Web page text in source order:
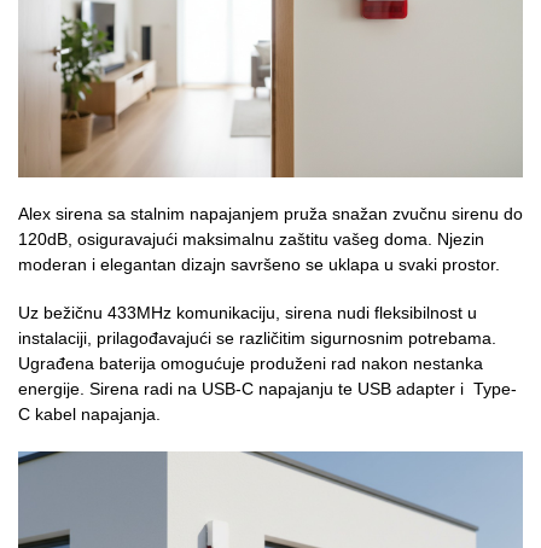
Alex sirena sa stalnim napajanjem pruža snažan zvučnu sirenu do
120dB, osiguravajući maksimalnu zaštitu vašeg doma. Njezin
moderan i elegantan dizajn savršeno se uklapa u svaki prostor.
Uz bežičnu 433MHz komunikaciju, sirena nudi fleksibilnost u
instalaciji, prilagođavajući se različitim sigurnosnim potrebama.
Ugrađena baterija omogućuje produženi rad nakon nestanka
energije. Sirena radi na USB-C napajanju te USB adapter i Type-
C kabel napajanja.